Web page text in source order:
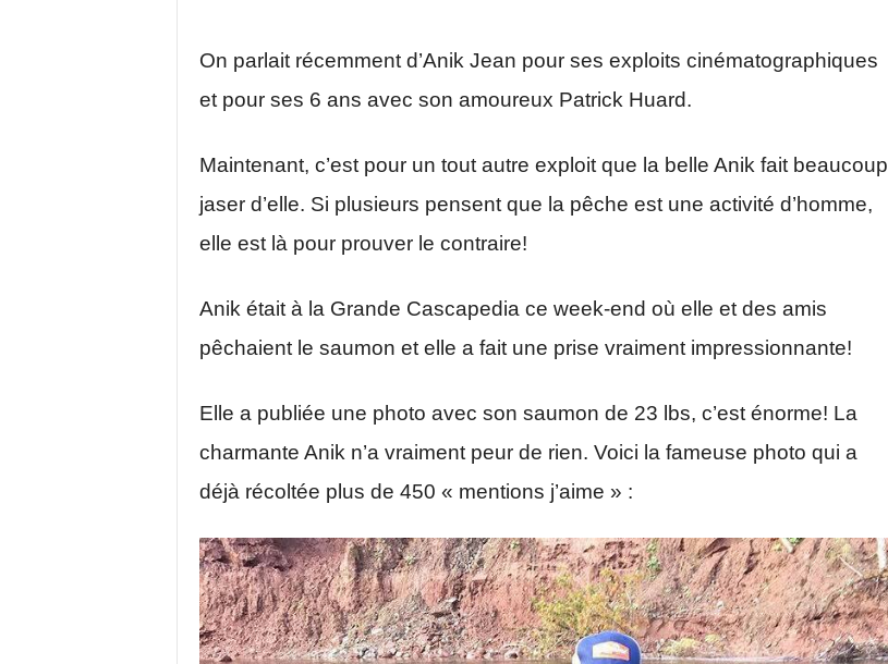
On parlait récemment d’Anik Jean pour ses exploits cinématographiques
et pour ses 6 ans avec son amoureux Patrick Huard.
Maintenant, c’est pour un tout autre exploit que la belle Anik fait beaucoup
jaser d’elle. Si plusieurs pensent que la pêche est une activité d’homme,
elle est là pour prouver le contraire!
Anik était à la Grande Cascapedia ce week-end où elle et des amis
pêchaient le saumon et elle a fait une prise vraiment impressionnante!
Elle a publiée une photo avec son saumon de 23 lbs, c’est énorme! La
charmante Anik n’a vraiment peur de rien. Voici la fameuse photo qui a
déjà récoltée plus de 450 « mentions j’aime » :